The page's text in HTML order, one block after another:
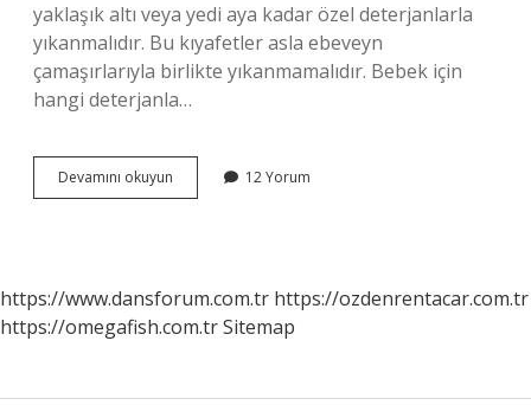
yaklaşık altı veya yedi aya kadar özel deterjanlarla
yıkanmalıdır. Bu kıyafetler asla ebeveyn
çamaşırlarıyla birlikte yıkanmamalıdır. Bebek için
hangi deterjanla…
Devamını okuyun
Deterjanı
12 Yorum
https://www.dansforum.com.tr https://ozdenrentacar.com.tr
https://omegafish.com.trSitemap